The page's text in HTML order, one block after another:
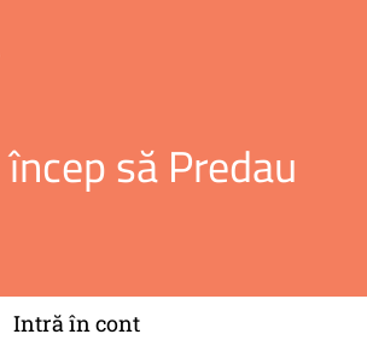
să Predau
Intră în cont